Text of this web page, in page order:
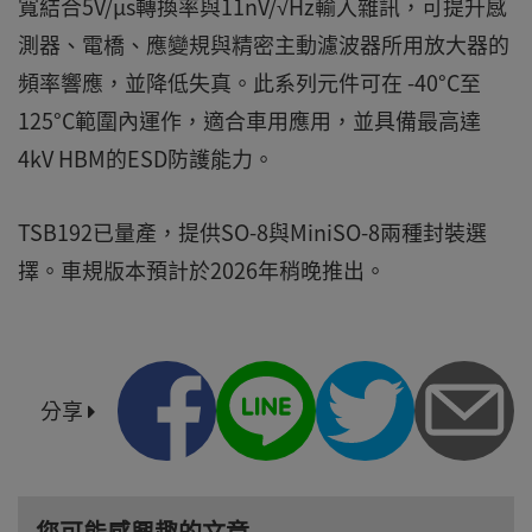
寬結合5V/µs轉換率與11nV/√Hz輸入雜訊，可提升感
測器、電橋、應變規與精密主動濾波器所用放大器的
頻率響應，並降低失真。此系列元件可在 -40°C至
125°C範圍內運作，適合車用應用，並具備最高達
4kV HBM的ESD防護能力。
TSB192已量產，提供SO-8與MiniSO-8兩種封裝選
擇。車規版本預計於2026年稍晚推出。
分享